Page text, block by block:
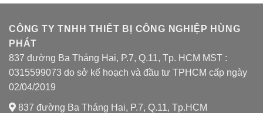
CÔNG TY TNHH THIẾT BỊ CÔNG NGHIỆP HÙNG
PHÁT
837 đường Ba Tháng Hai, P.7, Q.11, Tp. HCM MST :
0315599073 do sở kế hoạch và đầu tư TPHCM cấp ngày
02/04/2019
837 đường Ba Tháng Hai, P.7, Q.11, Tp.HCM